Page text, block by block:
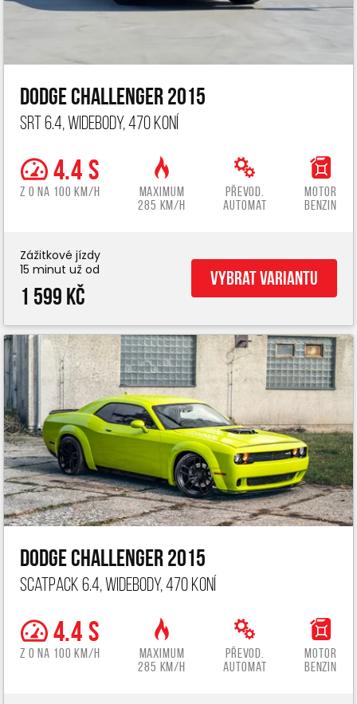
Dodge Challenger 2015
SRT 6.4, widebody, 470 koní
4.4 s
z 0 na 100 km/h
Maximum
285 km/h
Převod.
automat
Motor
benzin
Zážitkové jízdy
15 minut už od
1 599 Kč
Vybrat variantu
Dodge Challenger 2015
ScatPack 6.4, widebody, 470 koní
4.4 s
z 0 na 100 km/h
Maximum
285 km/h
Převod.
automat
Motor
benzin